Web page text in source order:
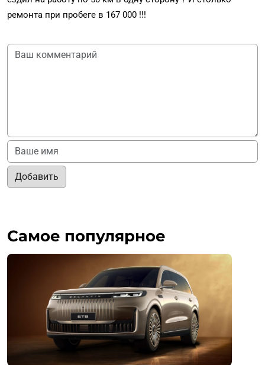
ремонта при пробеге в 167 000 !!!
Добавить
Самое популярное